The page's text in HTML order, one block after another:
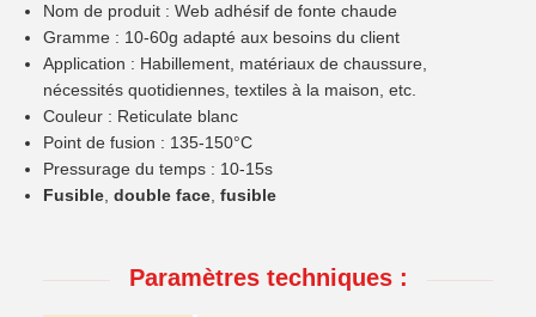
Nom de produit : Web adhésif de fonte chaude
Gramme : 10-60g adapté aux besoins du client
Application : Habillement, matériaux de chaussure,
nécessités quotidiennes, textiles à la maison, etc.
Couleur : Reticulate blanc
Point de fusion : 135-150°C
Pressurage du temps : 10-15s
Fusible double face fusible
Paramètres techniques :